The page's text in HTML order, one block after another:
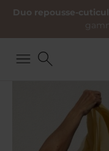
Duo repousse-